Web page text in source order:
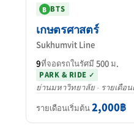
B BTS
เกษตรศาสตร์
Sukhumvit Line
9ที่จอดรถในรัศมี 500 ม.
PARK & RIDE ✓
ย่านมหาวิทยาลัย · รายเดือ
รายเดือนเริ่มต้น2,000฿